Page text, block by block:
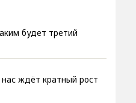
будет третий
нас ждёт кратный рост